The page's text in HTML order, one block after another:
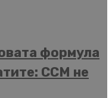
формула
ССМ не